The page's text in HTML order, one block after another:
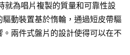
就為唱片複製的質量和可靠性設
動裝置基於惰輪，通過短皮帶驅
兩件式盤片的設計使得可以在不